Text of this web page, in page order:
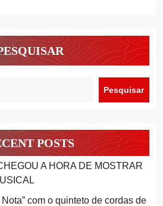
Pesquisar
POSTS
A HORA DE MOSTRAR
com o quinteto de cordas de